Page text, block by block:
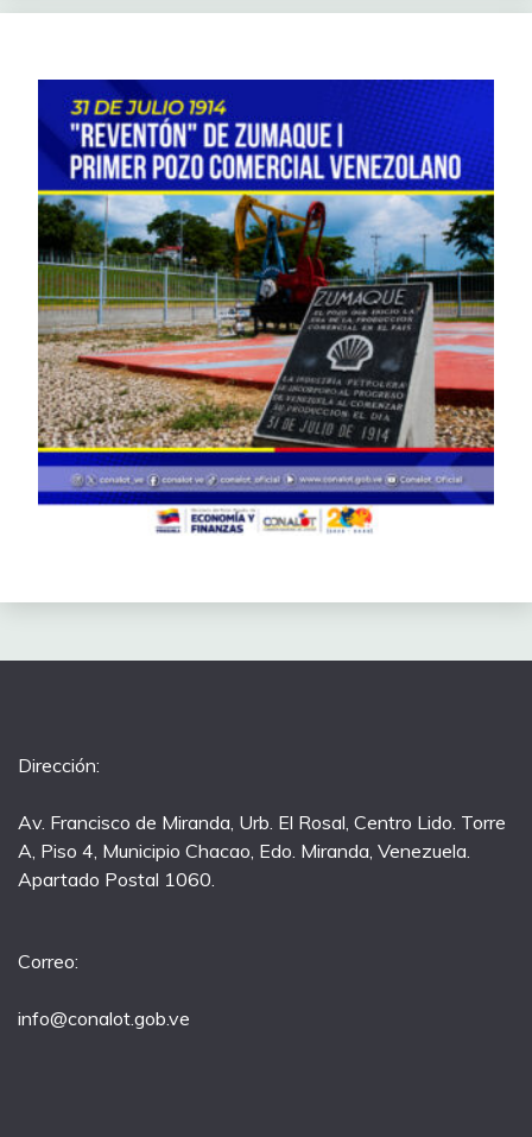
Dirección:
Av. Francisco de Miranda, Urb. El Rosal, Centro Lido. Torre
A, Piso 4, Municipio Chacao, Edo. Miranda, Venezuela.
Apartado Postal 1060.
Correo:
info@conalot.gob.ve